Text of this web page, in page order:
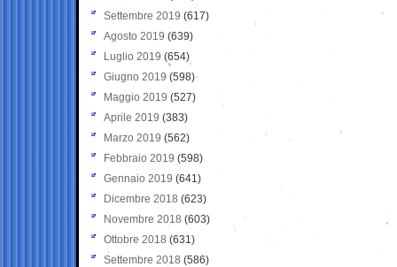
Settembre 2019 (617)
Agosto 2019 (639)
Luglio 2019 (654)
Giugno 2019 (598)
Maggio 2019 (527)
Aprile 2019 (383)
Marzo 2019 (562)
Febbraio 2019 (598)
Gennaio 2019 (641)
Dicembre 2018 (623)
Novembre 2018 (603)
Ottobre 2018 (631)
Settembre 2018 (586)